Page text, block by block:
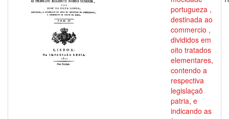
portugueza ,
destinada ao
commercio ,
divididos em
oito tratados
elementares,
contendo a
respectiva
legislaçaõ
patria, e
indicando as